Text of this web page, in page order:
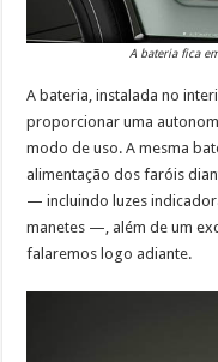
A bateria fica
A bateria, instalada no
proporcionar uma
modo de uso. A mesma
alimentação dos faróis
— incluindo luzes
manetes —, além de um
falaremos logo adiante.